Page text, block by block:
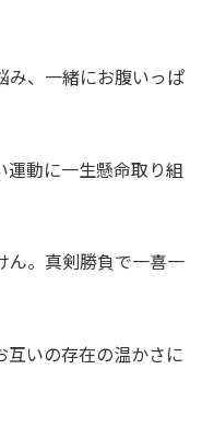
み、一緒にお腹いっぱ
動に一生懸命取り組
ん。真剣勝負で一喜一
互いの存在の温かさに